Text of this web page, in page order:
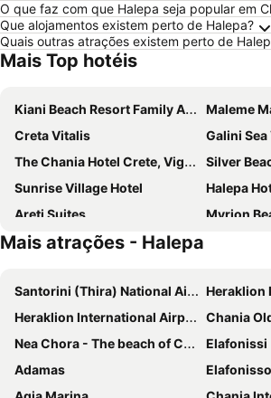
O que faz com que Halepa seja popular em
Que alojamentos existem perto de Halepa?
Quais outras atrações existem perto de
Mais Top hotéis
Kiani Beach Resort Family All-Inclusive
Maleme
Creta Vitalis
Galini Sea
The Chania Hotel Crete, Vignette Collection
Silver
Sunrise Village Hotel
Halepa
Areti Suites
Myrion Beach
Porto Kalamaki Hotel
Castro Beach Hotel
Royal Sun
Danaos Hotel
Anais
Almyrida Village & Waterpark
Chania Flair
Civitel Akali Hotel
Atlantica
Mais atrações - Halepa
Santorini (Thira) National Airport
Heraklion
Heraklion International Airport
Chania
Nea Chora - The beach of Chania
Elafonissi
Adamas